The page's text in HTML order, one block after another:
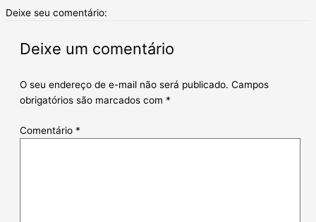
Deixe seu comentário:
Deixe um comentário
O seu endereço de e-mail não será publicado. Campos
obrigatórios são marcados com *
Comentário *